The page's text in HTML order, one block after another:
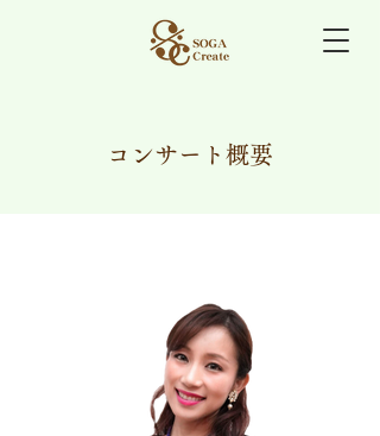
コンサート概要